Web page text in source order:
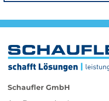
Schaufler GmbH